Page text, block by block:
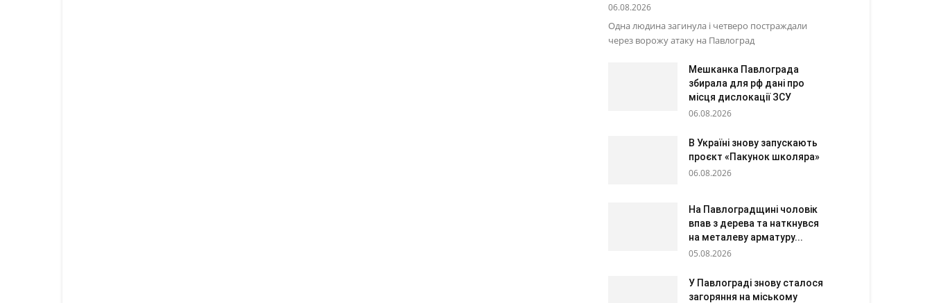
06.08.2026
Одна людина загинула і четверо постраждали
через ворожу атаку на Павлоград
Мешканка Павлограда
збирала для рф дані про
місця дислокації ЗСУ
06.08.2026
В Україні знову запускають
проєкт «Пакунок школяра»
06.08.2026
На Павлоградщині чоловік
впав з дерева та наткнувся
на металеву арматуру...
05.08.2026
У Павлограді знову сталося
загоряння на міському